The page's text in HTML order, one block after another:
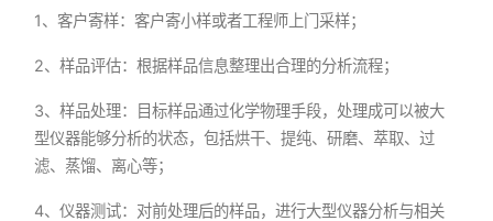
1、客户寄样：客户寄小样或者工程师上门采样；
2、样品评估：根据样品信息整理出合理的分析流程；
3、样品处理：目标样品通过化学物理手段，处理成可以被大
型仪器能够分析的状态，包括烘干、提纯、研磨、萃取、过
滤、蒸馏、离心等；
4、仪器测试：对前处理后的样品，进行大型仪器分析与相关